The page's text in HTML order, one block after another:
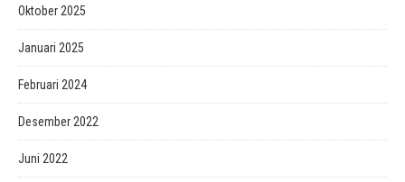
Oktober 2025
Januari 2025
Februari 2024
Desember 2022
Juni 2022